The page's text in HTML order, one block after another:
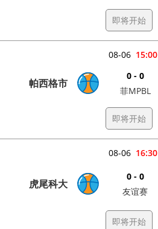
即将开始
15:00
08-06
帕西格市
0 - 0
菲MPBL
即将开始
16:30
08-06
虎尾科大
0 - 0
友谊赛
即将开始